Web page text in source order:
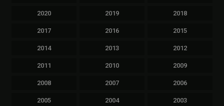
2020 2019 2018
2017 2016 2015
2014 2013 2012
2011 2010 2009
2008 2007 2006
2005 2004 2003